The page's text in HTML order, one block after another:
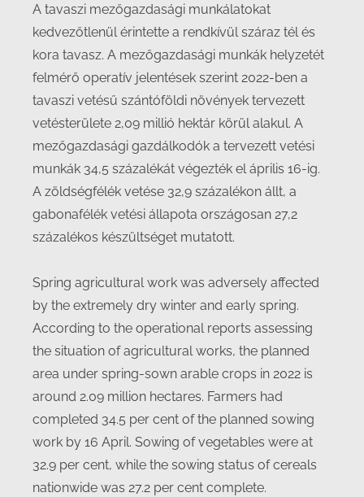
A tavaszi mezőgazdasági munkálatokat
kedvezőtlenül érintette a rendkívül száraz tél és
kora tavasz. A mezőgazdasági munkák helyzetét
felmérő operatív jelentések szerint 2022-ben a
tavaszi vetésű szántóföldi növények tervezett
vetésterülete 2,09 millió hektár körül alakul. A
mezőgazdasági gazdálkodók a tervezett vetési
munkák 34,5 százalékát végezték el április 16-ig.
A zöldségfélék vetése 32,9 százalékon állt, a
gabonafélék vetési állapota országosan 27,2
százalékos készültséget mutatott.
Spring agricultural work was adversely affected
by the extremely dry winter and early spring.
According to the operational reports assessing
the situation of agricultural works, the planned
area under spring-sown arable crops in 2022 is
around 2.09 million hectares. Farmers had
completed 34.5 per cent of the planned sowing
work by 16 April. Sowing of vegetables were at
32.9 per cent, while the sowing status of cereals
nationwide was 27.2 per cent complete.